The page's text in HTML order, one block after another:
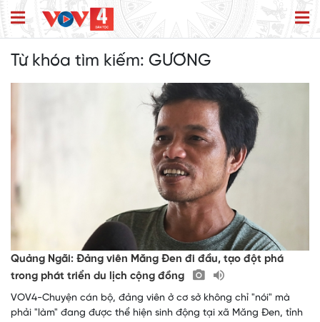
Từ khóa tìm kiếm: GƯƠNG
Quảng Ngãi: Đảng viên Măng Đen đi đầu, tạo đột phá
trong phát triển du lịch cộng đồng
VOV4-Chuyện cán bộ, đảng viên ở cơ sở không chỉ "nói" mà
phải "làm" đang được thể hiện sinh động tại xã Măng Đen, tỉnh